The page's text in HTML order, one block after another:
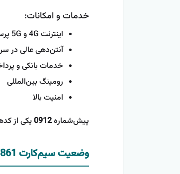
خدمات و امکانات:
اینترنت 4G و 5G پرسرعت
آنتن‌دهی عالی در
خدمات بانکی و
رومینگ بین‌المللی
امنیت بالا
پیش‌شماره0912یکی از
وضعیت سیم‌کارت 09121037861